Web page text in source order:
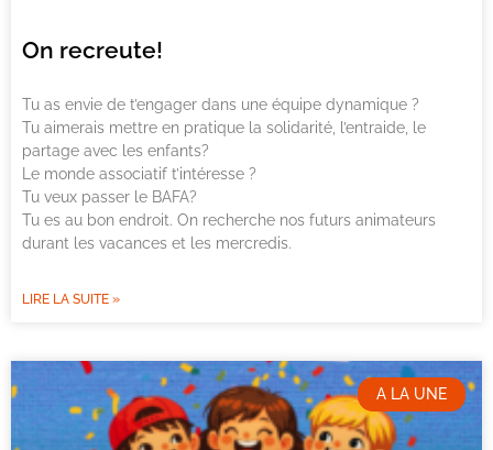
On recreute!
Tu as envie de t’engager dans une équipe dynamique ?
Tu aimerais mettre en pratique la solidarité, l’entraide, le
partage avec les enfants?
Le monde associatif t’intéresse ?
Tu veux passer le BAFA?
Tu es au bon endroit. On recherche nos futurs animateurs
durant les vacances et les mercredis.
LIRE LA SUITE »
A LA UNE